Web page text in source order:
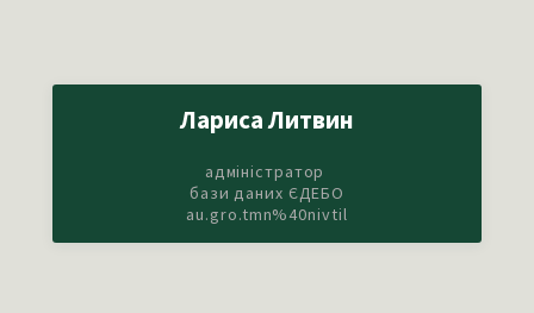
Лариса Литвин
адміністратор
бази даних ЄДЕБО
au.gro.tmn%40nivtil